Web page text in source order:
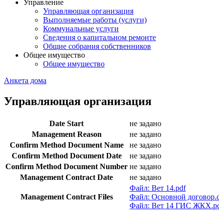
Управление
Управляющая организация
Выполняемые работы (услуги)
Коммунальные услуги
Сведения о капитальном ремонте
Общие собрания собственников
Общее имущество
Общее имущество
Анкета дома
Управляющая организация
Date Start
не задано
Management Reason
не задано
Confirm Method Document Name
не задано
Confirm Method Document Date
не задано
Confirm Method Document Number не задано
Management Contract Date
не задано
Management Contract Files
Файл: Вет 14.pdf
Файл: Основной
Файл: Вет 14 ГИС